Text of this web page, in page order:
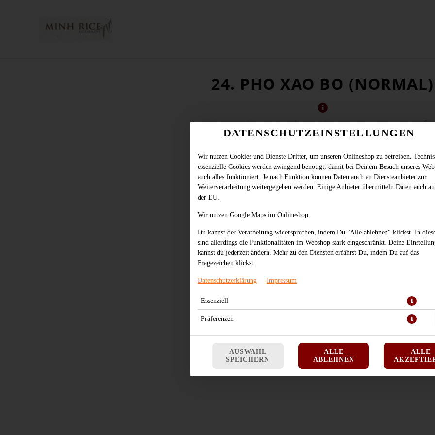
24. PHO XAO BO (NORMAL)
DATENSCHUTZEINSTELLUNGEN
Wir nutzen Cookies und Dienste Dritter, um unseren Onlineshop zu betreiben.
essenzielle Cookies werden zwingend benötigt, damit bei Deinem Besuch unseres
auch alles funktioniert. Je nach Funktion können Daten auch an Diensteanbieter zur
Weiterverarbeitung weitergegeben werden. Einige Anbieter übermitteln Daten auch
der EU.
Wir nutzen Google Maps im Onlineshop.
Du kannst der Verarbeitung widersprechen, indem Du "Alle ablehnen" klickst. In
sind allerdings die Funktionalitäten im Webshop stark eingeschränkt. Deine
kannst du jederzeit ändern. Mehr zu den Diensten erfährst Du, indem Du auf das
Fragezeichen klickst.
Datenschutzerklärung Impressum
Essenziell
Präferenzen
AUSWAHL
SPEICHERN
ALLE
ABLEHNEN
ALLE